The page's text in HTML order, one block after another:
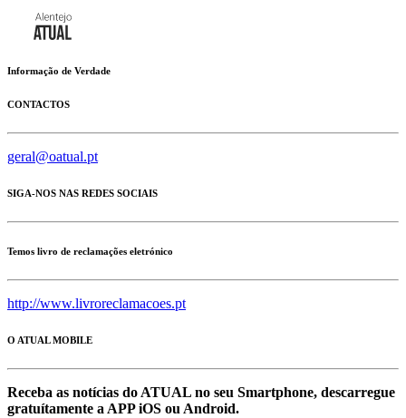
Informação de Verdade
CONTACTOS
geral@oatual.pt
SIGA-NOS NAS REDES SOCIAIS
Temos livro de reclamações eletrónico
http://www.livroreclamacoes.pt
O ATUAL MOBILE
Receba as notícias do ATUAL no seu Smartphone, descarregue
gratuítamente a APP iOS ou Android.